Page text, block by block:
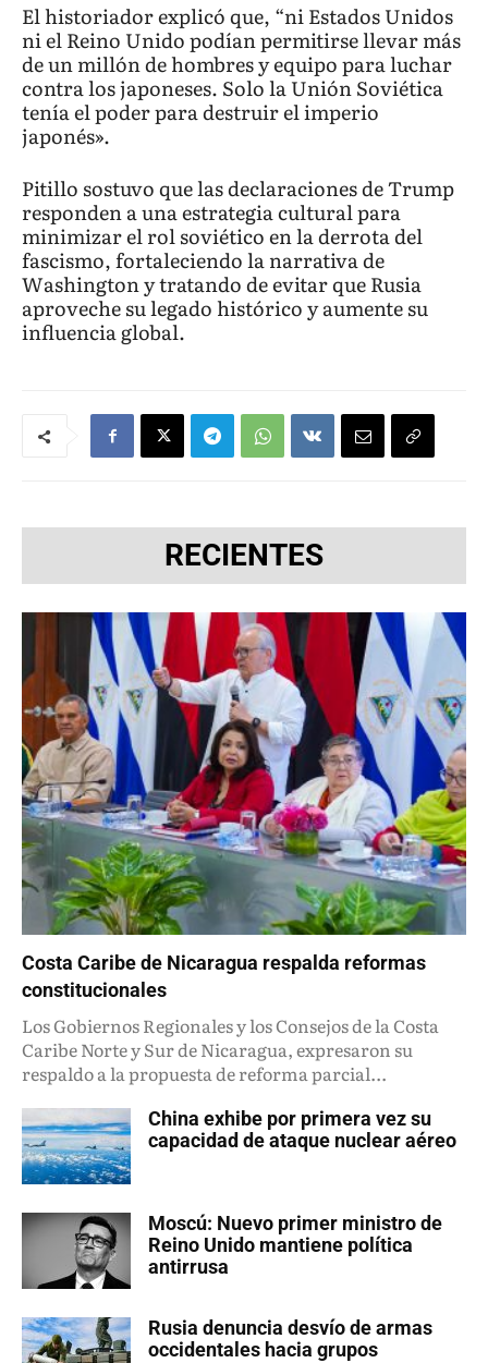
El historiador explicó que, “ni Estados Unidos
ni el Reino Unido podían permitirse llevar más
de un millón de hombres y equipo para luchar
contra los japoneses. Solo la Unión Soviética
tenía el poder para destruir el imperio
japonés».
Pitillo sostuvo que las declaraciones de Trump
responden a una estrategia cultural para
minimizar el rol soviético en la derrota del
fascismo, fortaleciendo la narrativa de
Washington y tratando de evitar que Rusia
aproveche su legado histórico y aumente su
influencia global.
RECIENTES
Costa Caribe de Nicaragua respalda reformas
constitucionales
Los Gobiernos Regionales y los Consejos de la Costa
Caribe Norte y Sur de Nicaragua, expresaron su
respaldo a la propuesta de reforma parcial...
China exhibe por primera vez su
capacidad de ataque nuclear aéreo
Moscú: Nuevo primer ministro de
Reino Unido mantiene política
antirrusa
Rusia denuncia desvío de armas
occidentales hacia grupos